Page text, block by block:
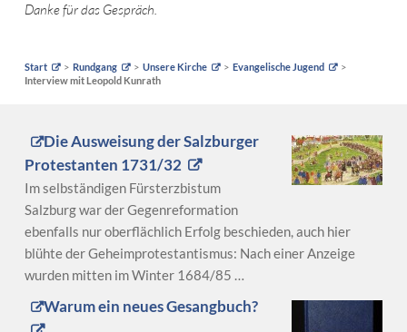
Danke für das Gespräch.
Start Rundgang Unsere Kirche
Evangelische Jugend
Interview mit Leopold Kunrath
Die Ausweisung der Salzburger
Protestanten 1731/32
Im selbständigen Fürsterzbistum
Salzburg war der Gegenreformation
ebenfalls nur oberflächlich Erfolg beschieden, auch hier
blühte der Geheimprotestantismus: Nach einer Anzeige
wurden mitten im Winter 1684/85 …
Warum ein neues Gesangbuch?